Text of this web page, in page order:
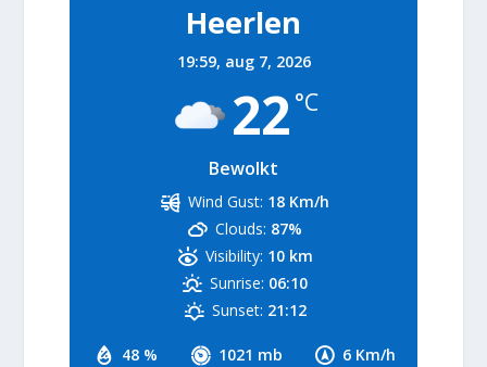
Heerlen
19:59, aug 7, 2026
22 °C
Bewolkt
48 % 1021 mb 6 Km/h
Wind Gust: 18 Km/h
Clouds: 87%
Visibility: 10 km
Sunrise: 06:10
Sunset: 21:12